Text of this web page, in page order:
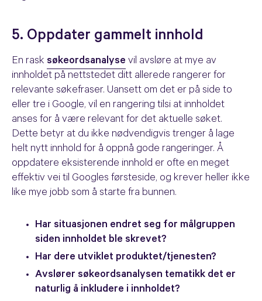
5. Oppdater gammelt innhold
En rask søkeordsanalyse vil avsløre at mye av
innholdet på nettstedet ditt allerede rangerer for
relevante søkefraser. Uansett om det er på side to
eller tre i Google, vil en rangering tilsi at innholdet
anses for å være relevant for det aktuelle søket.
Dette betyr at du ikke nødvendigvis trenger å lage
helt nytt innhold for å oppnå gode rangeringer. Å
oppdatere eksisterende innhold er ofte en meget
effektiv vei til Googles førsteside, og krever heller ikke
like mye jobb som å starte fra bunnen.
Har situasjonen endret seg for målgruppen
siden innholdet ble skrevet?
Har dere utviklet produktet/tjenesten?
Avslører søkeordsanalysen tematikk det er
naturlig å inkludere i innholdet?